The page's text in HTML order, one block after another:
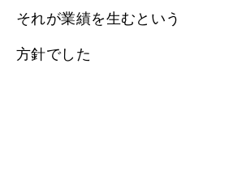
それが業績を生むという
方針でした